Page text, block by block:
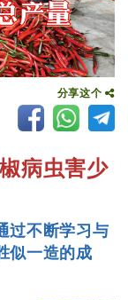
分享这个
病虫害少
过不断学习与
似一造的成